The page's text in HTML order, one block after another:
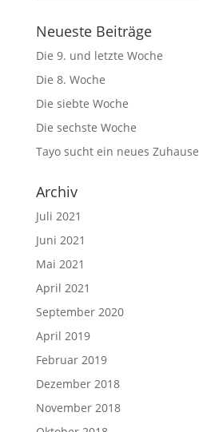
Neueste Beiträge
Die 9. und letzte Woche
Die 8. Woche
Die siebte Woche
Die sechste Woche
Tayo sucht ein neues Zuhause
Archiv
Juli 2021
Juni 2021
Mai 2021
April 2021
September 2020
April 2019
Februar 2019
Dezember 2018
November 2018